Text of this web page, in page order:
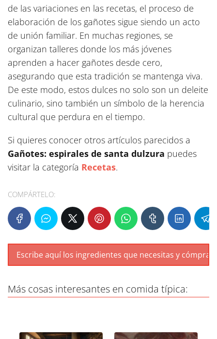
de las variaciones en las recetas, el proceso de
elaboración de los gañotes sigue siendo un acto
de unión familiar. En muchas regiones, se
organizan talleres donde los más jóvenes
aprenden a hacer gañotes desde cero,
asegurando que esta tradición se mantenga viva.
De este modo, estos dulces no solo son un deleite
culinario, sino también un símbolo de la herencia
cultural que perdura en el tiempo.
Si quieres conocer otros artículos parecidos a
Gañotes: espirales de santa dulzura puedes
visitar la categoría Recetas.
COMPÁRTELO:
Más cosas interesantes en comida típica: